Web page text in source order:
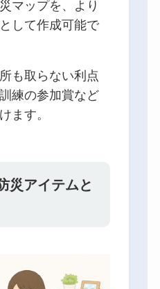
マップを、より
して作成可能で
も取らない利点
練の参加賞など
ます。
災アイテムと